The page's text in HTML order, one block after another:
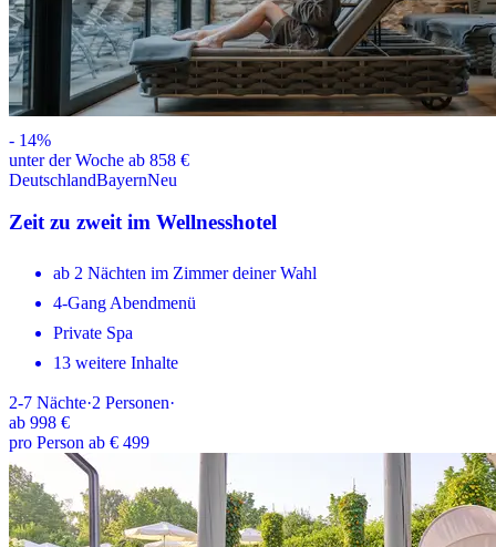
- 14%
unter der Woche ab 858 €
DeutschlandBayernNeu
Zeit zu zweit im Wellnesshotel
ab 2 Nächten im Zimmer deiner Wahl
4-Gang Abendmenü
Private Spa
13 weitere Inhalte
2-7 Nächte·2 Personen·
ab 998 €
pro Person ab € 499